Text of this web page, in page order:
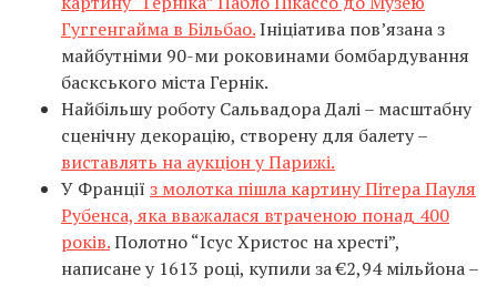
Гуггенгайма в Більбао.Ініціатива пов’язана з
майбутніми 90-ми роковинами бомбардування
баскського міста Гернік.
Найбільшу роботу Сальвадора Далі – масштабну
сценічну декорацію, створену для балету –
виставлять на аукціон у Парижі.
У Франції з молотка пішла картину Пітера Пауля
Рубенса, яка вважалася втраченою понад 400
років.Полотно “Ісус Христос на хресті”,
написане у 1613 році, купили за €2,94 мільйона –